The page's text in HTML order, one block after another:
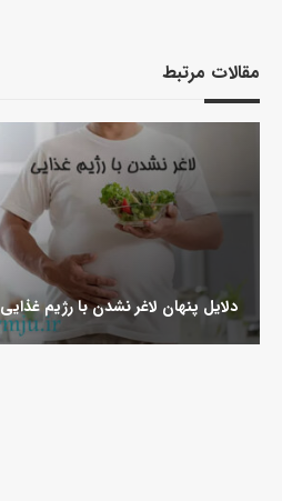
مقالات مرتبط
دلایل پنهان لاغر نشدن با رژیم غذایی